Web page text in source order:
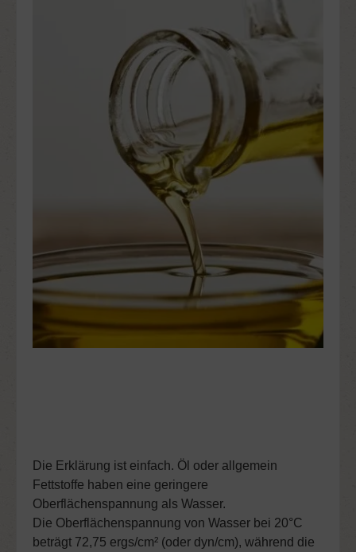
Die Erklärung ist einfach. Öl oder allgemein
Fettstoffe haben eine geringere
Oberflächenspannung als Wasser.
Die Oberflächenspannung von Wasser bei 20°C
beträgt 72,75 ergs/cm² (oder dyn/cm), während die